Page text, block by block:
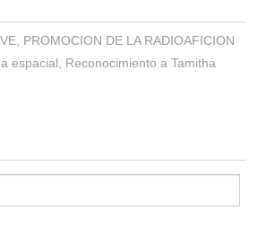
RADIO AFICIÓN
CRECJ
, PROMOCION DE LA RADIOAFICION
espacial, Reconocimiento a Tamitha